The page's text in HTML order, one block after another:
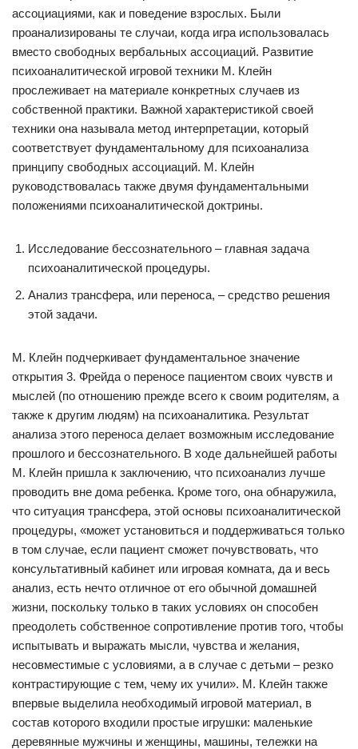
ассоциациями, как и поведение взрослых. Были
проанализированы те случаи, когда игра использовалась
вместо свободных вербальных ассоциаций. Развитие
психоаналитической игровой техники М. Клейн
прослеживает на материале конкретных случаев из
собственной практики. Важной характеристикой своей
техники она называла метод интерпретации, который
соответствует фундаментальному для психоанализа
принципу свободных ассоциаций. М. Клейн
руководствовалась также двумя фундаментальными
положениями психоаналитической доктрины.
Исследование бессознательного – главная задача
психоаналитической процедуры.
Анализ трансфера, или переноса, – средство решения
этой задачи.
М. Клейн подчеркивает фундаментальное значение
открытия 3. Фрейда о переносе пациентом своих чувств и
мыслей (по отношению прежде всего к своим родителям, а
также к другим людям) на психоаналитика. Результат
анализа этого переноса делает возможным исследование
прошлого и бессознательного. В ходе дальнейшей работы
М. Клейн пришла к заключению, что психоанализ лучше
проводить вне дома ребенка. Кроме того, она обнаружила,
что ситуация трансфера, этой основы психоаналитической
процедуры, «может установиться и поддерживаться только
в том случае, если пациент сможет почувствовать, что
консультативный кабинет или игровая комната, да и весь
анализ, есть нечто отличное от его обычной домашней
жизни, поскольку только в таких условиях он способен
преодолеть собственное сопротивление против того, чтобы
испытывать и выражать мысли, чувства и желания,
несовместимые с условиями, а в случае с детьми – резко
контрастирующие с тем, чему их учили». М. Клейн также
впервые выделила необходимый игровой материал, в
состав которого входили простые игрушки: маленькие
деревянные мужчины и женщины, машины, тележки на